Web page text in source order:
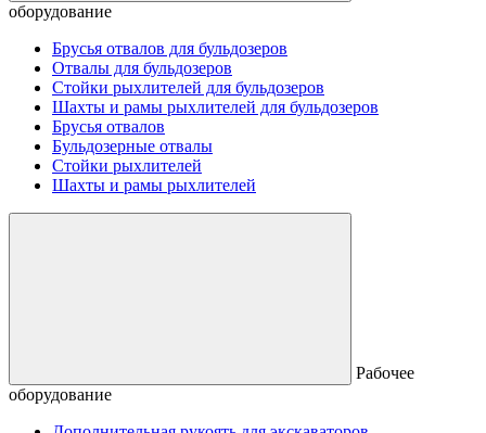
оборудование
Брусья отвалов для бульдозеров
Отвалы для бульдозеров
Стойки рыхлителей для бульдозеров
Шахты и рамы рыхлителей для бульдозеров
Брусья отвалов
Бульдозерные отвалы
Стойки рыхлителей
Шахты и рамы рыхлителей
Рабочее
оборудование